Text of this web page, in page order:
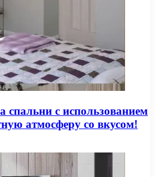
спальни с использованием
атмосферу со вкусом!